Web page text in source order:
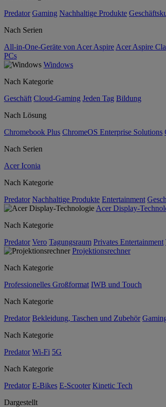
Predator Gaming Nachhaltige Produkte
Nach Serien
All-in-One-Geräte von Acer Aspire Acer Aspire
PCs
Windows
Nach Kategorie
Geschäft Cloud-Gaming Jeden Tag Bildung
Nach Lösung
Chromebook Plus ChromeOS Enterprise Solutions
Nach Serien
Acer Iconia
Nach Kategorie
Predator Nachhaltige Produkte Entertainment
Acer Display-
Nach Kategorie
Predator Vero Tagungsraum Privates Entertainment
Projektionsrechner
Nach Kategorie
Professionelles Großformat IWB und Touch
Nach Kategorie
Predator Bekleidung, Taschen und Zubehör
Nach Kategorie
Predator Wi-Fi 5G
Nach Kategorie
Predator E-Bikes E-Scooter Kinetic Tech
Dargestellt